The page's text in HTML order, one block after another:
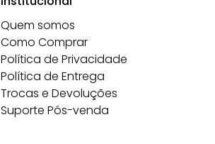
Quem somos
Como Comprar
Política de Privacidade
Política de Entrega
Trocas e Devoluções
Suporte Pós-venda